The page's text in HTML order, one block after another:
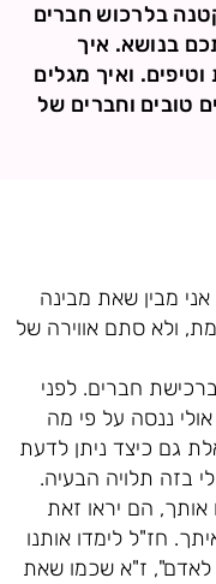
בלרכוש חברים
בנושא. איך
ואיך מגלים
טובים וחברים של
מבין שאת מבינה
ולא סתם אווירה של
חברים. לפני
ננסה על פי מה
גם כיצד ניתן לדעת
בזה תלויה הבעיה.
אותך, הם יראו זאת
חז"ל לימדו אותנו
לאדם", ז"א שכמו שאת